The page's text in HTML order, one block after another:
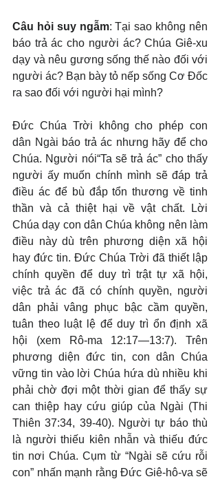
Câu hỏi suy ngẫm: Tại sao không nên
báo trả ác cho người ác? Chúa Giê-xu
dạy và nêu gương sống thế nào đối với
người ác? Bạn bày tỏ nếp sống Cơ Đốc
ra sao đối với người hại mình?
Đức Chúa Trời không cho phép con
dân Ngài báo trả ác nhưng hãy để cho
Chúa. Người nói“Ta sẽ trả ác” cho thấy
người ấy muốn chính mình sẽ đáp trả
điều ác để bù đắp tổn thương về tinh
thần và cả thiệt hại về vật chất. Lời
Chúa dạy con dân Chúa không nên làm
điều này dù trên phương diện xã hội
hay đức tin. Đức Chúa Trời đã thiết lập
chính quyền để duy trì trật tự xã hội,
việc trả ác đã có chính quyền, người
dân phải vâng phục bậc cầm quyền,
tuân theo luật lệ để duy trì ổn định xã
hội (xem Rô-ma 12:17—13:7). Trên
phương diện đức tin, con dân Chúa
vững tin vào lời Chúa hứa dù nhiều khi
phải chờ đợi một thời gian để thấy sự
can thiệp hay cứu giúp của Ngài (Thi
Thiên 37:34, 39-40). Người tự báo thù
là người thiếu kiên nhẫn và thiếu đức
tin nơi Chúa. Cụm từ “Ngài sẽ cứu rỗi
con” nhấn mạnh rằng Đức Giê-hô-va sẽ